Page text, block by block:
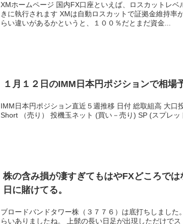
XMホームページ 国内FX口座といえば、ロスカットレベルは証拠金維持率が１００％以下になったと
きに執行されます XMは自動ロスカットで証拠金維持率が２０％になると執行されます これはどのく
らい違いがあるかというと、１００％だとまだ資金...
１月１２日のIMM日本円ポジションで相場
IMM日本円ポジション直近５週推移 日付 総取組高 大口投機玉 商業玉 小口投機玉 Long （買い）
Short （売り） 投機玉ネット (買い－売り) SP (スプレ
株の含み損が凄すぎてもはやFXどころで
日に賭けてる。
ブロードバンドタワー株（３７７６）は底打ちしました。 月曜日だったかな、出来高が８００万株
らいありましたね。 上髭の長い日足が出現しただけでストップ高の株価に指したら約定しなかった。